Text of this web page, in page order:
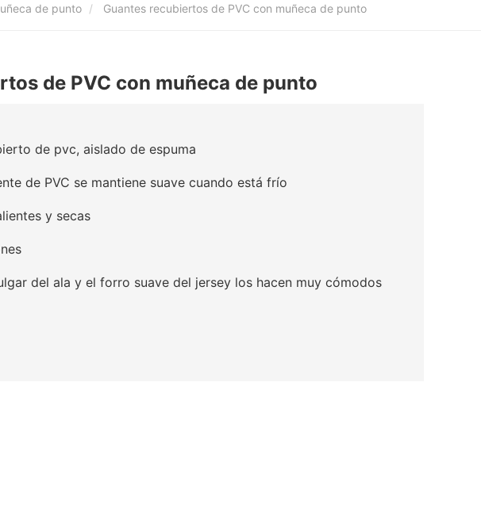
de punto Guantes recubiertos de PVC con muñeca de punto
de PVC con muñeca de punto
de pvc, aislado de espuma
de PVC se mantiene suave cuando está frío
y secas
del ala y el forro suave del jersey los hacen muy cómodos